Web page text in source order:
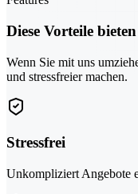
Diese Vorteile
Wenn Sie mit uns
und stressfreier machen.
Stressfrei
Unkompliziert Angebote